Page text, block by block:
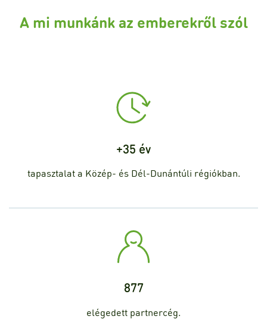
A mi munkánk az emberekről szól
+35 év
tapasztalat a Közép- és Dél-Dunántúli régiókban.
877
elégedett partnercég.